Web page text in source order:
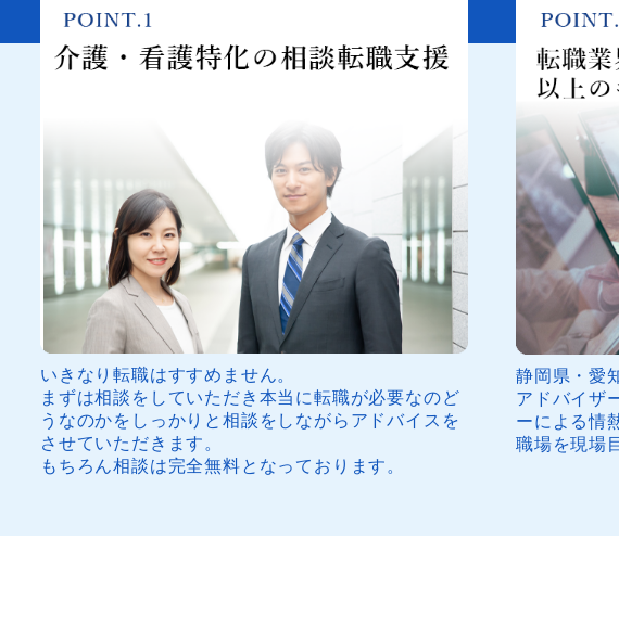
いきなり転職はすすめません。
まずは相談をしていただき本当に転職が必要なのど
うなのかをしっかりと相談をしながらアドバイスを
させていただきます。
もちろん相談は完全無料となっております。
静岡県・愛
アドバイザ
ーによる情
職場を現場